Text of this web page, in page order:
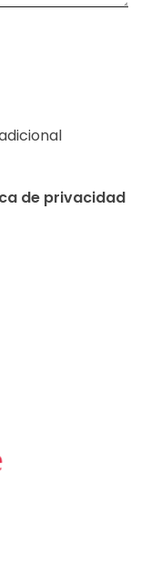
de privacidad